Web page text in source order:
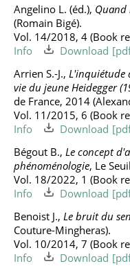
Angelino L. (éd.), Quand
(Romain Bigé).
Vol. 14/2018, 4 (Book
Info
Download
Arrien S.-J., L'inquiétude
vie du jeune Heidegger
de France, 2014
Vol. 11/2015, 6 (Book
Info
Download
Bégout B., Le concept
phénoménologie, Le
Vol. 18/2022, 1 (Book
Info
Download
Benoist J., Le bruit du
Couture-Mingheras).
Vol. 10/2014, 7 (Book
Info
Download